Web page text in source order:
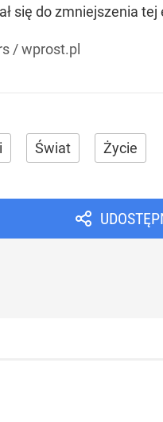
się do zmniejszenia
/wprost.pl
Świat Życie